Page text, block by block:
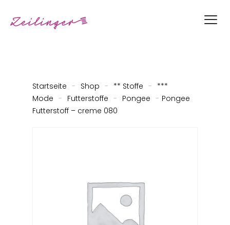
Startseite - Shop - ** Stoffe - ***
Mode - Futterstoffe - Pongee - Pongee
Futterstoff – creme 080